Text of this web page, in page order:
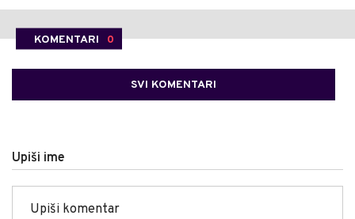
KOMENTARI 0
SVI KOMENTARI
Upiši ime